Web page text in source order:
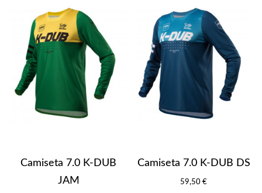
Camiseta 7.0 K-DUB
JAM
Camiseta 7.0 K-DUB DS
59,50 €